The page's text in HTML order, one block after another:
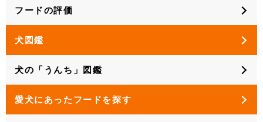
フードの評価
犬図鑑
犬の「うんち」図鑑
愛犬にあったフードを探す